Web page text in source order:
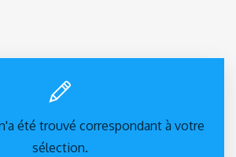
été trouvé correspondant à votre
sélection.